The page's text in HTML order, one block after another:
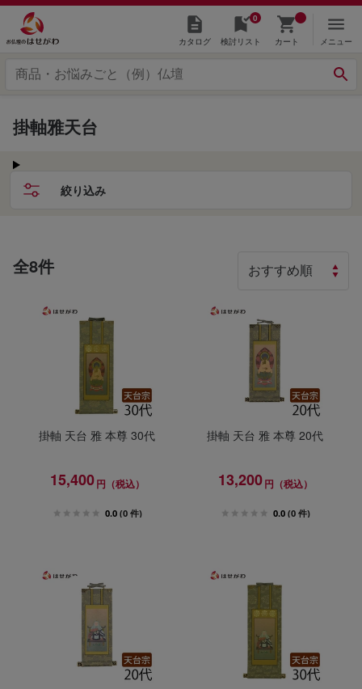
カタログ
0
検討リスト カート メニュー
掛軸雅天台
全8件
絞り込み
掛軸 天台 雅 本尊 30代
15,400円（税込）
0.0 (0 件)
掛軸 天台 雅 本尊 20代
13,200円（税込）
0.0 (0 件)